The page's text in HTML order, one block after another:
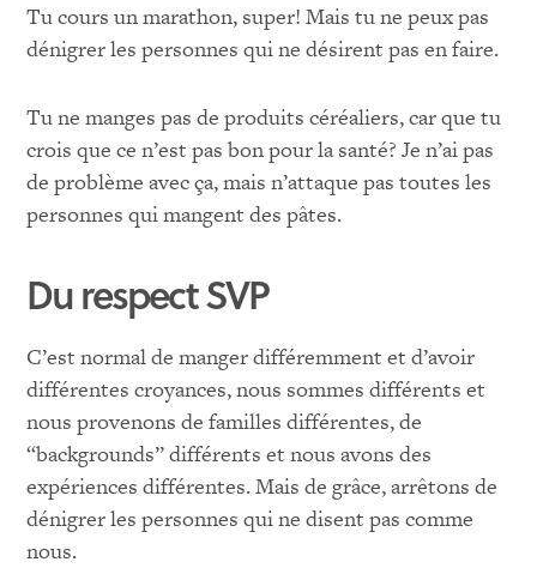
Tu cours un marathon, super! Mais tu ne peux pas
dénigrer les personnes qui ne désirent pas en faire.
Tu ne manges pas de produits céréaliers, car que tu
crois que ce n’est pas bon pour la santé? Je n’ai pas
de problème avec ça, mais n’attaque pas toutes les
personnes qui mangent des pâtes.
Du respect SVP
C’est normal de manger différemment et d’avoir
différentes croyances, nous sommes différents et
nous provenons de familles différentes, de
“backgrounds” différents et nous avons des
expériences différentes. Mais de grâce, arrêtons de
dénigrer les personnes qui ne disent pas comme
nous.